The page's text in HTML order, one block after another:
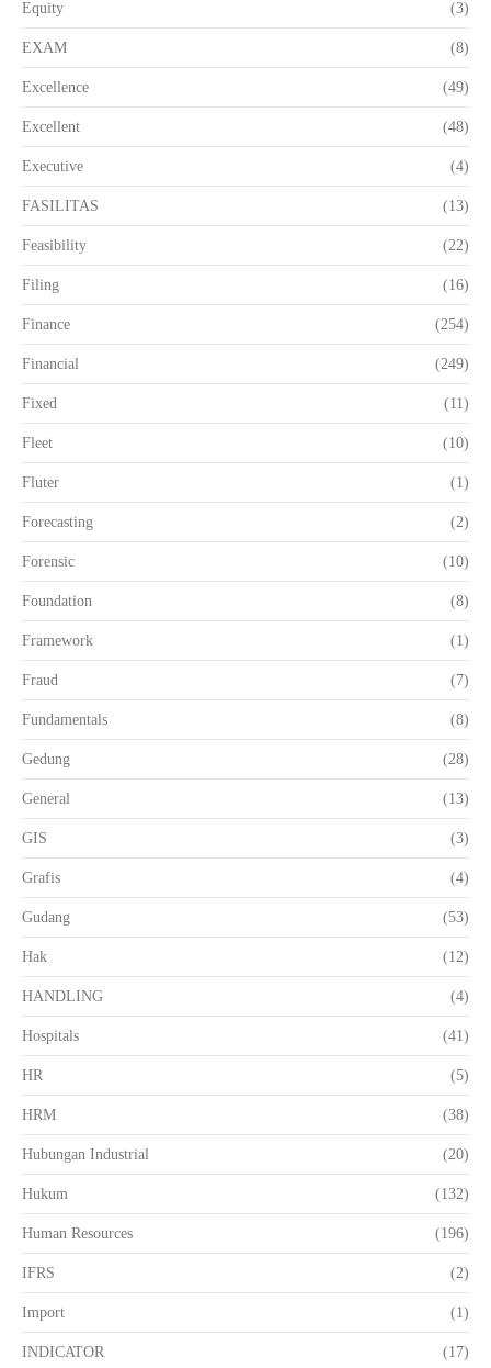
Equity (3)
EXAM (8)
Excellence (49)
Excellent (48)
Executive (4)
FASILITAS (13)
Feasibility (22)
Filing (16)
Finance (254)
Financial (249)
Fixed (11)
Fleet (10)
Fluter (1)
Forecasting (2)
Forensic (10)
Foundation (8)
Framework (1)
Fraud (7)
Fundamentals (8)
Gedung (28)
General (13)
GIS (3)
Grafis (4)
Gudang (53)
Hak (12)
HANDLING (4)
Hospitals (41)
HR (5)
HRM (38)
Hubungan Industrial (20)
Hukum (132)
Human Resources (196)
IFRS (2)
Import (1)
INDICATOR (17)